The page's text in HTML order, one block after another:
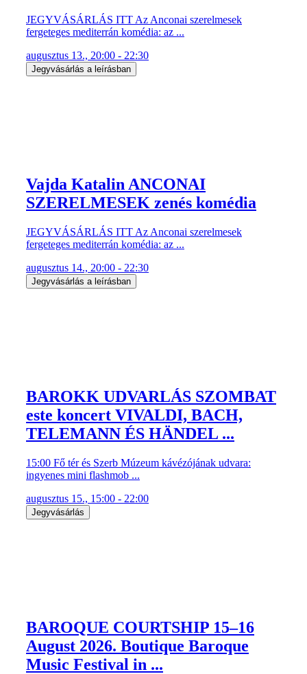
JEGYVÁSÁRLÁS ITT Az Anconai szerelmesek
fergeteges mediterrán komédia: az ...
augusztus 13., 20:00 - 22:30
Jegyvásárlás a leírásban
Vajda Katalin ANCONAI
SZERELMESEK zenés komédia
JEGYVÁSÁRLÁS ITT Az Anconai szerelmesek
fergeteges mediterrán komédia: az ...
augusztus 14., 20:00 - 22:30
Jegyvásárlás a leírásban
BAROKK UDVARLÁS SZOMBAT
este koncert VIVALDI, BACH,
TELEMANN ÉS HÄNDEL ...
15:00 Fő tér és Szerb Múzeum kávézójának udvara:
ingyenes mini flashmob ...
augusztus 15., 15:00 - 22:00
Jegyvásárlás
BAROQUE COURTSHIP 15–16
August 2026. Boutique Baroque
Music Festival in ...